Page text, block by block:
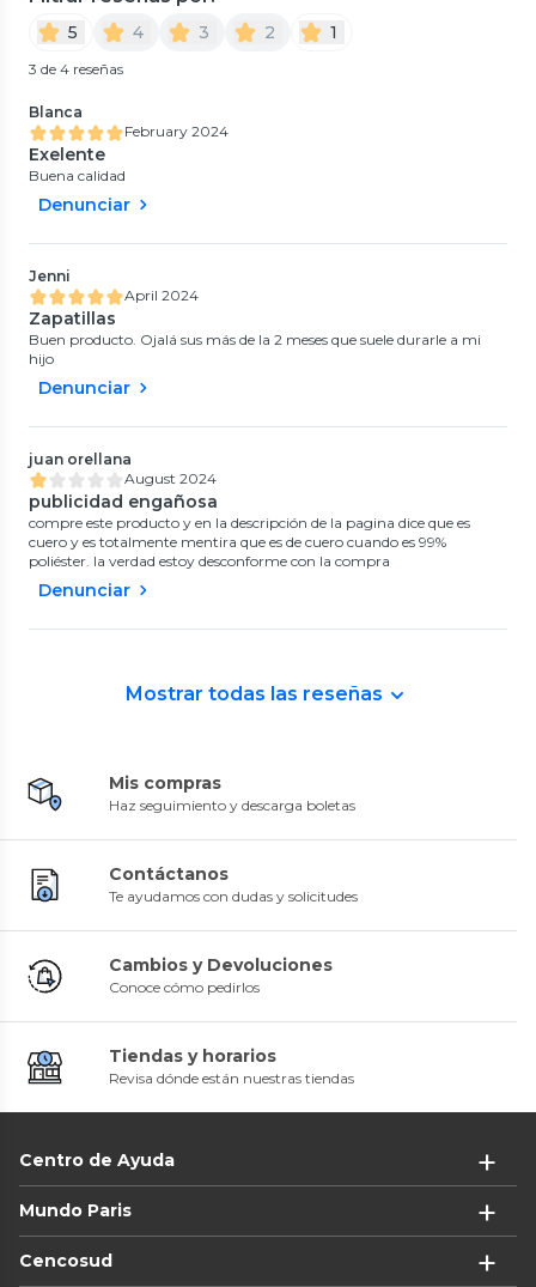
5 4 3 2 1
3 de 4 reseñas
Blanca
February 2024
Exelente
Buena calidad
Denunciar
Jenni
April 2024
Zapatillas
Buen producto. Ojalá sus más de la 2 meses que suele durarle a mi
hijo
Denunciar
juan orellana
August 2024
publicidad engañosa
compre este producto y en la descripción de la pagina dice que es
cuero y es totalmente mentira que es de cuero cuando es 99%
poliéster. la verdad estoy desconforme con la compra
Denunciar
Mostrar todas las reseñas
Mis compras
Haz seguimiento y descarga boletas
Contáctanos
Te ayudamos con dudas y solicitudes
Cambios y Devoluciones
Conoce cómo pedirlos
Tiendas y horarios
Revisa dónde están nuestras tiendas
Centro de Ayuda
Mundo Paris
Cencosud